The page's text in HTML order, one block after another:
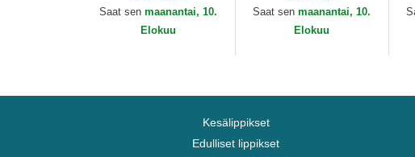
Tunes Capslab
Saat senmaanantai, 10.
Elokuu
Tunes Capslab
Saat senmaanantai, 10.
Elokuu
Kesälippikset
Edulliset lippikset